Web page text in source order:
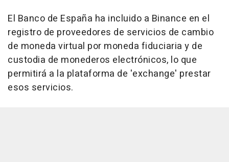
El Banco de España ha incluido a Binance en el
registro de proveedores de servicios de cambio
de moneda virtual por moneda fiduciaria y de
custodia de monederos electrónicos, lo que
permitirá a la plataforma de 'exchange' prestar
esos servicios.